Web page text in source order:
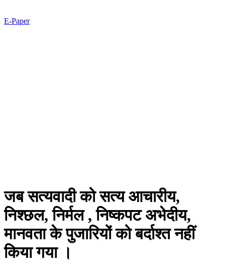
E-Paper
जब सत्यवादी को सत्य आचारीय,
निश्छल, निर्मल , निष्कपट अभेदीय,
मानवता के पुजारियों को बर्दाश्त नहीं
किया गया ।